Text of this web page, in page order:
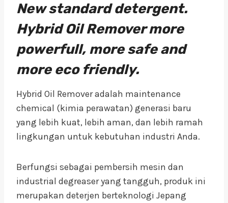
New standard detergent.
Hybrid Oil Remover more
powerfull, more safe and
more eco friendly.
Hybrid Oil Remover adalah maintenance
chemical (kimia perawatan) generasi baru
yang lebih kuat, lebih aman, dan lebih ramah
lingkungan untuk kebutuhan industri Anda.
Berfungsi sebagai pembersih mesin dan
industrial degreaser yang tangguh, produk ini
merupakan deterjen berteknologi Jepang